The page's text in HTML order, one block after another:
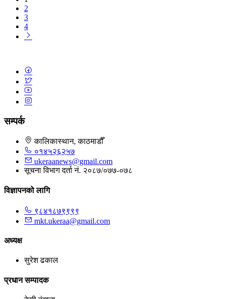
2
3
4
सम्पर्क
कालिकास्थान, काठमाडौँ
०१४५२६२५७
ukeraanews@gmail.com
सूचना विभाग दर्ता नं. २०८७/०७७-०७८
विज्ञापनको लागि
९८४१८७९९९९
mkt.ukeraa@gmail.com
अध्यक्ष
सुरेश ढकाल
प्रधान सम्पादक